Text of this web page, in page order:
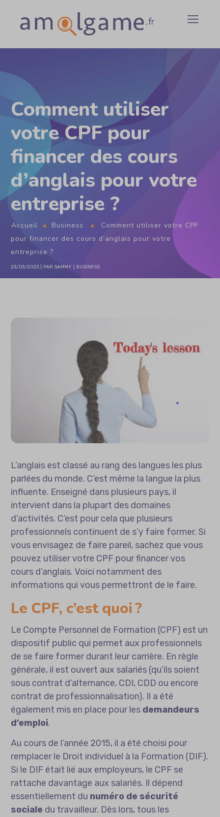
Comment utiliser
votre CPF pour
financer des cours
d’anglais pour votre
entreprise ?
Accueil Business
Comment utiliser votre CPF
pour financer des cours d’anglais pour votre
entreprise ?
23/03/2023 PAR SAMMY BUSINESS
L’anglais est classé au rang des langues les plus
parlées du monde. C’est même la langue la plus
influente. Enseigné dans plusieurs pays, il
intervient dans la plupart des domaines
d’activités. C’est pour cela que plusieurs
professionnels continuent de s’y faire former. Si
vous envisagez de faire pareil, sachez que vous
pouvez utiliser votre CPF pour financer vos
cours d’anglais. Voici notamment des
informations qui vous permettront de le faire.
Le CPF, c’est quoi ?
Le Compte Personnel de Formation (CPF) est un
dispositif public qui permet aux professionnels
de se faire former durant leur carrière. En règle
générale, il est ouvert aux salariés (qu’ils soient
sous contrat d’alternance, CDI, CDD ou encore
contrat de professionnalisation). Il a été
également mis en place pour les demandeurs
d’emploi.
Au cours de l’année 2015, il a été choisi pour
remplacer le Droit individuel à la Formation (DIF).
Si le DIF était lié aux employeurs, le CPF se
rattache davantage aux salariés. Il dépend
essentiellement du numéro de sécurité
sociale du travailleur. Dès lors, tous les